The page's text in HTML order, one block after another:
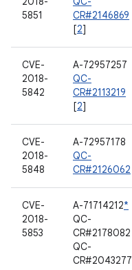
5851
CR#2146869
[2]
CVE-
2018-
5842
A-72957257
QC-
CR#2113219
[2]
CVE-
2018-
5848
A-72957178
QC-
CR#2126062
CVE-
2018-
5853
A-71714212*
QC-
CR#2178082
QC-
CR#2043277